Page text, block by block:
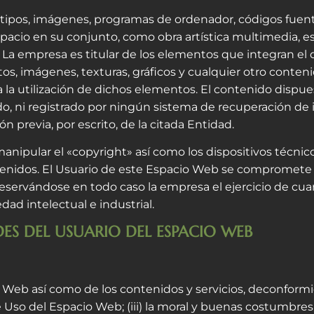
imágenes, programas de ordenador, códigos
en su conjunto, como obra artística multimedia,
empresa es titular de los elementos que integran el
imágenes, texturas, gráficos y cualquier otro
utilización de dichos elementos. El contenido
ni registrado por ningún sistema de recuperación
previa, por escrito, de la citada Entidad.
el «copyright» así como los dispositivos
El Usuario de este Espacio Web se
en todo caso la empresa el ejercicio de
intelectual e industrial.
DEL USUARIO DEL ESPACIO WEB
así como de los contenidos y servicios,
del Espacio Web; (iii) la moral y buenas